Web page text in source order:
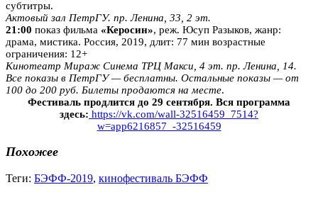
субтитры.
Актовый зал ПетрГУ. пр. Ленина, 33, 2 эт.
21:00 показ фильма «Керосин», реж. Юсуп Разыков, жанр:
драма, мистика. Россия, 2019, длит: 77 мин возрастные
ограничения: 12+
Кинотеатр Мираж Синема ТРЦ Макси, 4 эт. пр. Ленина, 14.
Все показы в ПетрГУ — бесплатны. Остальные показы — от
100 до 200 руб. Билеты продаются на месте.
Фестиваль продлится до 29 сентября. Вся программа
здесь: https://vk.com/wall-32516459_7514?
w=app6216857_-32516459
Похожее
Теги: БЭФФ-2019, кинофестиваль БЭФФ